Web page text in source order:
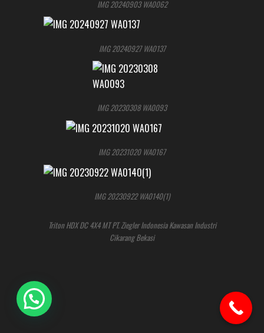
IMG 20240903 WA0062
IMG 20240927 WA0137
IMG 20230308 WA0093
IMG 20231020 WA0167
IMG 20230922 WA0140(1)
Triton HDX DC 4X4 MT PT. Ziegler Indonesia Kawasan Industri
Cikarang Bekasi